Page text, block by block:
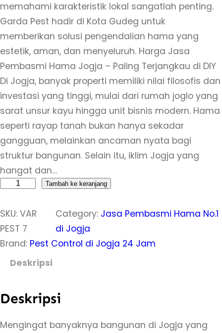
memahami karakteristik lokal sangatlah penting.
Garda Pest hadir di Kota Gudeg untuk
memberikan solusi pengendalian hama yang
estetik, aman, dan menyeluruh. Harga Jasa
Pembasmi Hama Jogja – Paling Terjangkau di DIY
Di Jogja, banyak properti memiliki nilai filosofis dan
investasi yang tinggi, mulai dari rumah joglo yang
sarat unsur kayu hingga unit bisnis modern. Hama
seperti rayap tanah bukan hanya sekadar
gangguan, melainkan ancaman nyata bagi
struktur bangunan. Selain itu, iklim Jogja yang
hangat dan…
a
n
t
s
H
Tambah ke keranjang
SKU: VAR
PEST 7
Category: Jasa Pembasmi Hama No.1
di Jogja
Brand: Pest Control di Jogja 24 Jam
Deskripsi
Deskripsi
Mengingat banyaknya bangunan di Jogja yang